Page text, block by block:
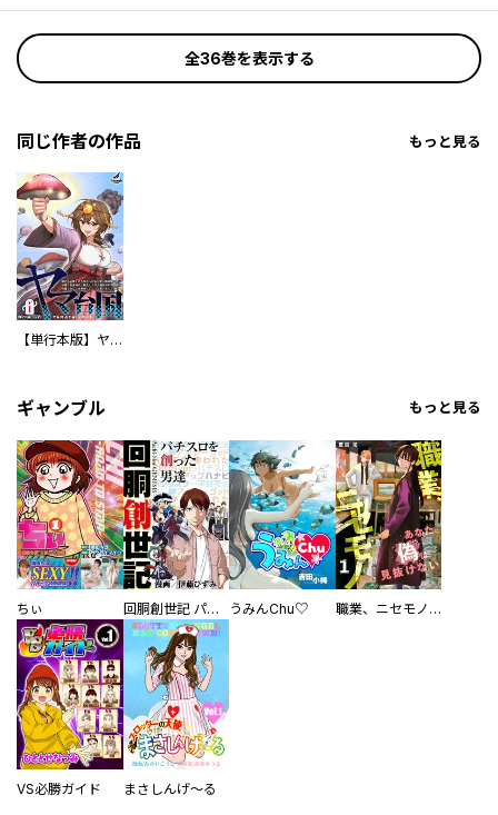
全36巻を表示する
同じ作者の作品 もっと見る
【単行本版】ヤマ台国 誰にも必要とされなかった私が食べ物の奪い合いが続く弥生時代に転生したので食材や料理、薬の知識でみんなを幸せにしたいと思いました（仮）
ギャンブル もっと見る
ちぃ 回胴創世記 パチスロを創った男達 うみんChu♡ 職業、ニセモノ～あなたに偽は見抜けない【電子単行本版】
VS必勝ガイド まさしんげ～る